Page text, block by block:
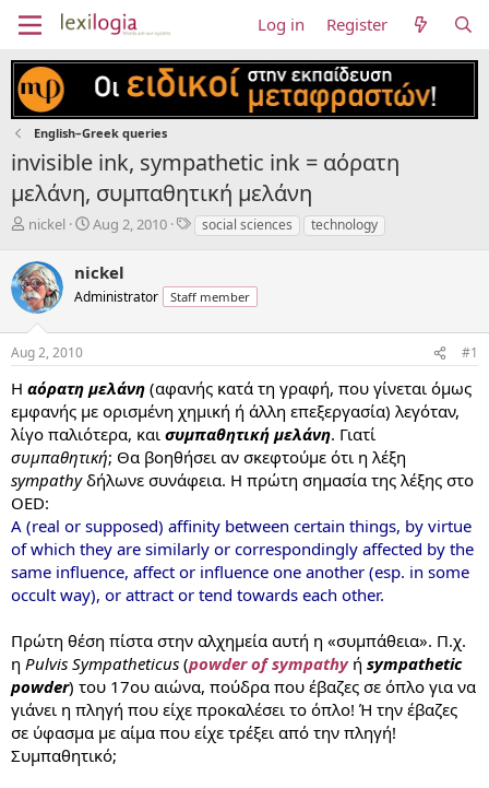
Log in Register
English–Greek queries
invisible ink, sympathetic ink = αόρατη
μελάνη, συμπαθητική μελάνη
T
r
e
a
t
r
t
e
r
nickel
S
r
t
Aug 2, 2010
Tsocial sciences technology
nickel
Administrator Staff member
Aug 2, 2010 #1
Η αόρατη μελάνη (αφανής κατά τη γραφή, που γίνεται όμως
εμφανής με ορισμένη χημική ή άλλη επεξεργασία) λεγόταν,
λίγο παλιότερα, και συμπαθητική μελάνη. Γιατί
συμπαθητική; Θα βοηθήσει αν σκεφτούμε ότι η λέξη
sympathyδήλωνε συνάφεια. Η πρώτη σημασία της λέξης στο
OED:
A (real or supposed) affinity between certain things, by virtue
of which they are similarly or correspondingly affected by the
same influence, affect or influence one another (esp. in some
occult way), or attract or tend towards each other.
Πρώτη θέση πίστα στην αλχημεία αυτή η «συμπάθεια». Π.χ.
η Pulvis Sympatheticus (powder of sympathyή sympathetic
powder) του 17ου αιώνα, πούδρα που έβαζες σε όπλο για να
γιάνει η πληγή που είχε προκαλέσει το όπλο! Ή την έβαζες
σε ύφασμα με αίμα που είχε τρέξει από την πληγή!
Συμπαθητικό;